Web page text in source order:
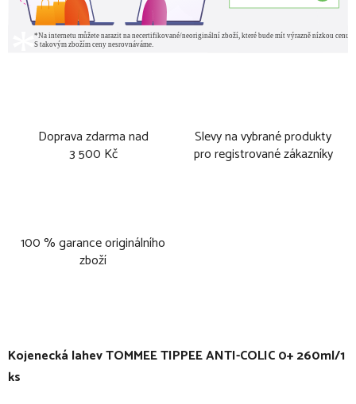
Doprava zdarma nad
3 500 Kč
Slevy na vybrané produkty
pro registrované zákazníky
100 % garance originálního
zboží
Kojenecká lahev TOMMEE TIPPEE ANTI-COLIC 0+ 260ml/1
ks